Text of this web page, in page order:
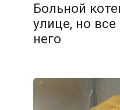
Больной
улице, но
него